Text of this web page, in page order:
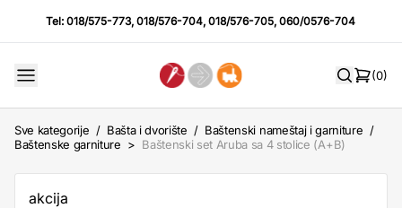
Tel:018/575-773,018/576-704,018/576-705,060/0576-704
(0)
Sve kategorije / Bašta i dvorište / Baštenski nameštaj i garniture /
Baštenske garniture > Baštenski set Aruba sa 4 stolice (A+B)
akcija